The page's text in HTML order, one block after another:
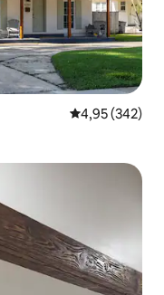
Évaluation
4,95 (342)